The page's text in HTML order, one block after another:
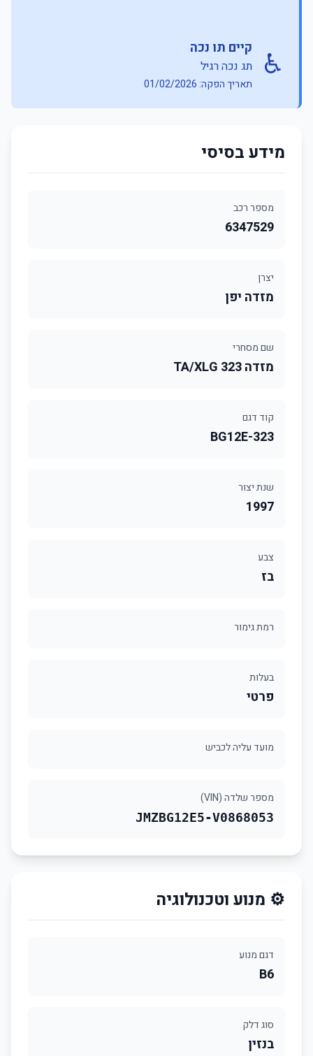
♿ קיים תו נכה
תג נכה רגיל
תאריך הפקה: 01/02/2026
מידע בסיסי
מספר רכב
6347529
יצרן
מזדה יפן
שם מסחרי
מזדה 323 TA/XLG
קוד דגם
323-BG12E
שנת יצור
1997
צבע
בז
רמת גימור
בעלות
פרטי
מועד עליה לכביש
מספר שלדה (VIN)
JMZBG12E5-V0868053
⚙️ מנוע וטכנולוגיה
דגם מנוע
B6
סוג דלק
בנזין